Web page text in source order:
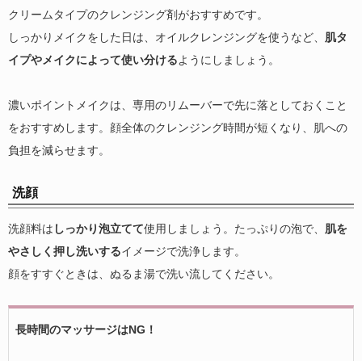
クリームタイプのクレンジング剤がおすすめです。
しっかりメイクをした日は、オイルクレンジングを使うなど、 肌タ
イプやメイクによって使い分けるようにしましょう。
濃いポイントメイクは、専用のリムーバーで先に落としておくこと
をおすすめします。顔全体のクレンジング時間が短くなり、肌への
負担を減らせます。
洗顔
洗顔料は しっかり泡立てて使用しましょう。たっぷりの泡で、 肌を
やさしく押し洗いするイメージで洗浄します。
顔をすすぐときは、ぬるま湯で洗い流してください。
長時間のマッサージはNG！